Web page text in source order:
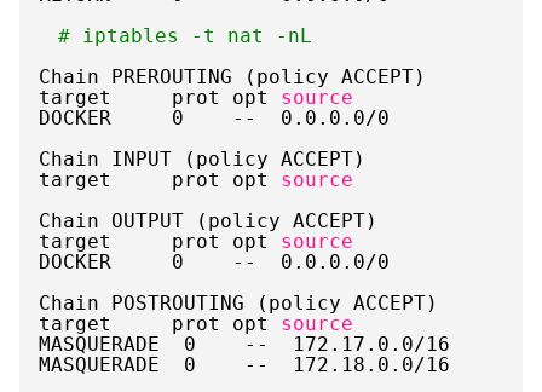
# iptables -t nat -nL
Chain PREROUTING (policy ACCEPT)
target     prot opt source
DOCKER     0    --  0.0.0.0/0
Chain INPUT (policy ACCEPT)
target     prot opt source
Chain OUTPUT (policy ACCEPT)
target     prot opt source
DOCKER     0    --  0.0.0.0/0
Chain POSTROUTING (policy ACCEPT)
target     prot opt source
MASQUERADE  0    --  172.17.0.0/16
MASQUERADE  0    --  172.18.0.0/16